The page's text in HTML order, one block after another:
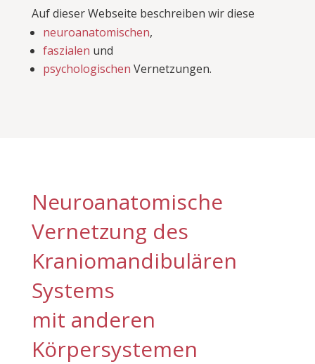
Auf dieser Webseite beschreiben wir diese
neuroanatomischen,
faszialen und
psychologischen Vernetzungen.
Neuroanatomische
Vernetzung des
Kraniomandibulären
Systems
mit anderen
Körpersystemen